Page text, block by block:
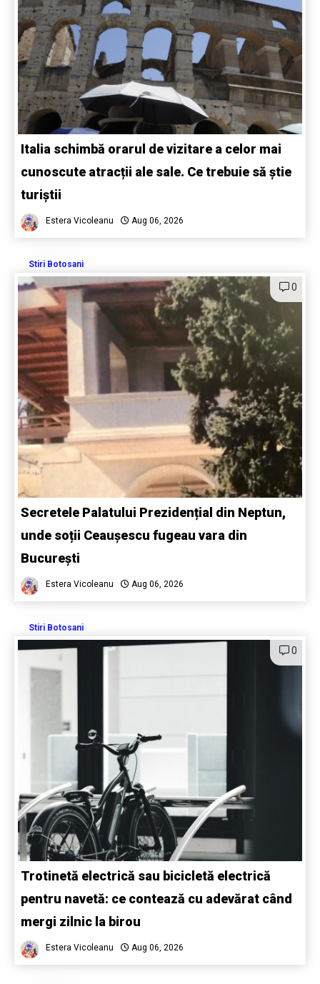
Italia schimbă orarul de vizitare a celor mai
cunoscute atracții ale sale. Ce trebuie să știe
turiștii
Estera Vicoleanu Aug 06, 2026
Stiri Botosani
0
Secretele Palatului Prezidențial din Neptun,
unde soții Ceaușescu fugeau vara din
București
Estera Vicoleanu Aug 06, 2026
Stiri Botosani
0
Trotinetă electrică sau bicicletă electrică
pentru navetă: ce contează cu adevărat când
mergi zilnic la birou
Estera Vicoleanu Aug 06, 2026